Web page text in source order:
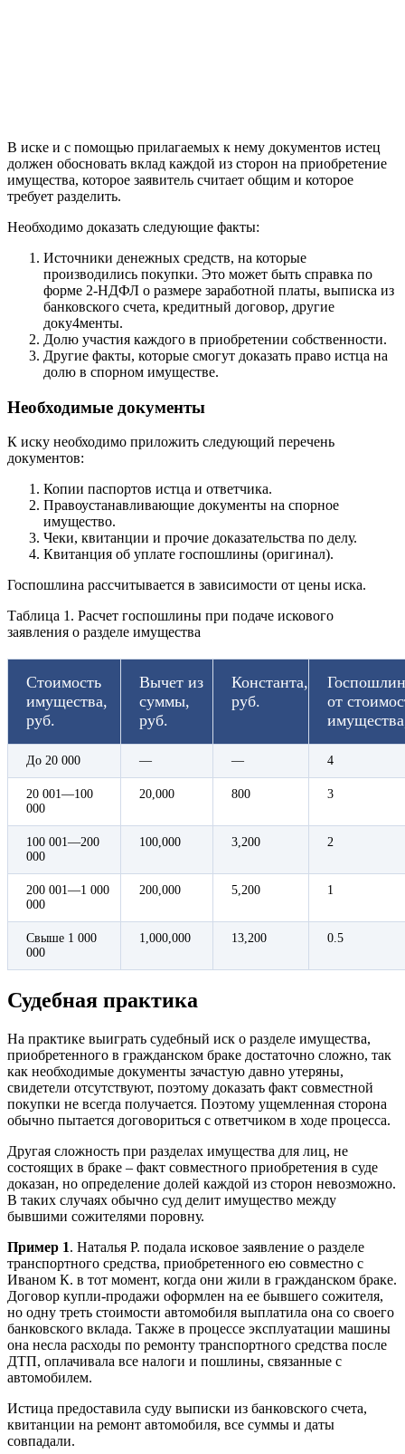
В иске и с помощью прилагаемых к нему документов истец
должен обосновать вклад каждой из сторон на приобретение
имущества, которое заявитель считает общим и которое
требует разделить.
Необходимо доказать следующие факты:
Источники денежных средств, на которые
производились покупки. Это может быть справка по
форме 2-НДФЛ о размере заработной платы, выписка из
банковского счета, кредитный договор, другие
доку4менты.
Долю участия каждого в приобретении собственности.
Другие факты, которые смогут доказать право истца на
долю в спорном имуществе.
Необходимые документы
К иску необходимо приложить следующий перечень
документов:
Копии паспортов истца и ответчика.
Правоустанавливающие документы на спорное
имущество.
Чеки, квитанции и прочие доказательства по делу.
Квитанция об уплате госпошлины (оригинал).
Госпошлина рассчитывается в зависимости от цены иска.
Таблица 1. Расчет госпошлины при подаче искового
заявления о разделе имущества
Стоимость
имущества,
руб.
Вычет из
суммы,
руб.
Константа,
руб.
от
До 20 000 — — 4
20 001—100
000
20,000 800 3
100 001—200
000
100,000 3,200 2
200 001—1 000
000
200,000 5,200 1
Свыше 1 000
000
1,000,000 13,200 0.5
Судебная практика
На практике выиграть судебный иск о разделе имущества,
приобретенного в гражданском браке достаточно сложно, так
как необходимые документы зачастую давно утеряны,
свидетели отсутствуют, поэтому доказать факт совместной
покупки не всегда получается. Поэтому ущемленная сторона
обычно пытается договориться с ответчиком в ходе процесса.
Другая сложность при разделах имущества для лиц, не
состоящих в браке – факт совместного приобретения в суде
доказан, но определение долей каждой из сторон невозможно.
В таких случаях обычно суд делит имущество между
бывшими сожителями поровну.
Пример 1. Наталья Р. подала исковое заявление о разделе
транспортного средства, приобретенного ею совместно с
Иваном К. в тот момент, когда они жили в гражданском браке.
Договор купли-продажи оформлен на ее бывшего сожителя,
но одну треть стоимости автомобиля выплатила она со своего
банковского вклада. Также в процессе эксплуатации машины
она несла расходы по ремонту транспортного средства после
ДТП, оплачивала все налоги и пошлины, связанные с
автомобилем.
Истица предоставила суду выписки из банковского счета,
квитанции на ремонт автомобиля, все суммы и даты
совпадали.